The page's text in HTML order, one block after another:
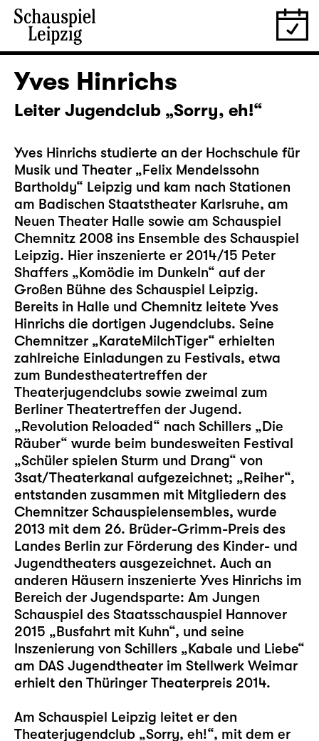
Yves Hinrichs
Leiter Jugendclub „Sorry, eh!“
Yves Hinrichs studierte an der Hochschule für
Musik und Theater „Felix Mendelssohn
Bartholdy“ Leipzig und kam nach Stationen
am Badischen Staatstheater Karlsruhe, am
Neuen Theater Halle sowie am Schauspiel
Chemnitz 2008 ins Ensemble des Schauspiel
Leipzig. Hier inszenierte er 2014/15 Peter
Shaffers „Komödie im Dunkeln“ auf der
Großen Bühne des Schauspiel Leipzig.
Bereits in Halle und Chemnitz leitete Yves
Hinrichs die dortigen Jugendclubs. Seine
Chemnitzer „KarateMilchTiger“ erhielten
zahlreiche Einladungen zu Festivals, etwa
zum Bundestheatertreffen der
Theaterjugendclubs sowie zweimal zum
Berliner Theatertreffen der Jugend.
„Revolution Reloaded“ nach Schillers „Die
Räuber“ wurde beim bundesweiten Festival
„Schüler spielen Sturm und Drang“ von
3sat/Theaterkanal aufgezeichnet; „Reiher“,
entstanden zusammen mit Mitgliedern des
Chemnitzer Schauspielensembles, wurde
2013 mit dem 26. Brüder-Grimm-Preis des
Landes Berlin zur Förderung des Kinder- und
Jugendtheaters ausgezeichnet. Auch an
anderen Häusern inszenierte Yves Hinrichs im
Bereich der Jugendsparte: Am Jungen
Schauspiel des Staatsschauspiel Hannover
2015 „Busfahrt mit Kuhn“, und seine
Inszenierung von Schillers „Kabale und Liebe“
am DAS Jugendtheater im Stellwerk Weimar
erhielt den Thüringer Theaterpreis 2014.
Am Schauspiel Leipzig leitet er den
Theaterjugendclub „Sorry, eh!“, mit dem er